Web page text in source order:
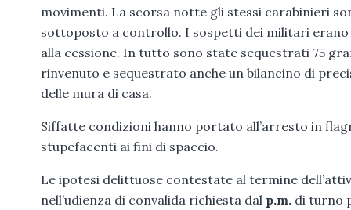
movimenti. La scorsa notte gli stessi carabinieri
sottoposto a controllo. I sospetti dei militari
alla cessione. In tutto sono state sequestrati 75
rinvenuto e sequestrato anche un bilancino di
delle mura di casa.
Siffatte condizioni hanno portato all’arresto in
stupefacenti ai fini di spaccio.
Le ipotesi delittuose contestate al termine
nell’udienza di convalida richiesta dal p.m. di turno